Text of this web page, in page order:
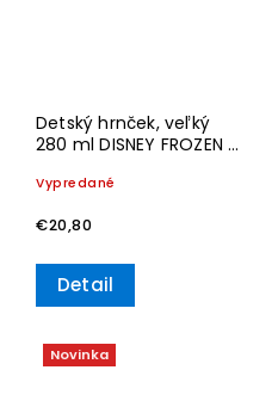
Detský hrnček, veľký
280 ml DISNEY FROZEN –
Vypredané
€20,80
Detail
Novinka